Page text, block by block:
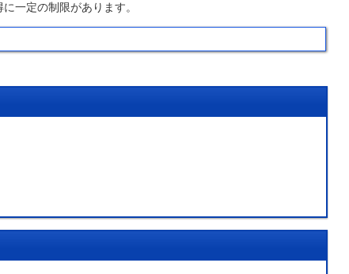
一定の制限があります。